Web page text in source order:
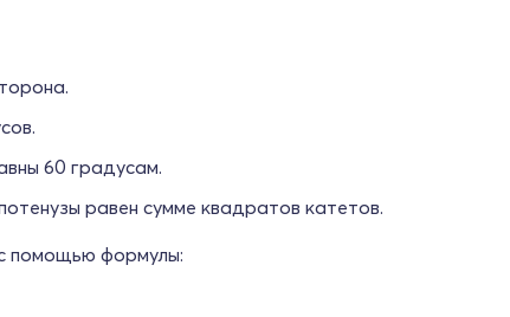
60 градусам.
равен сумме квадратов катетов.
помощью формулы: